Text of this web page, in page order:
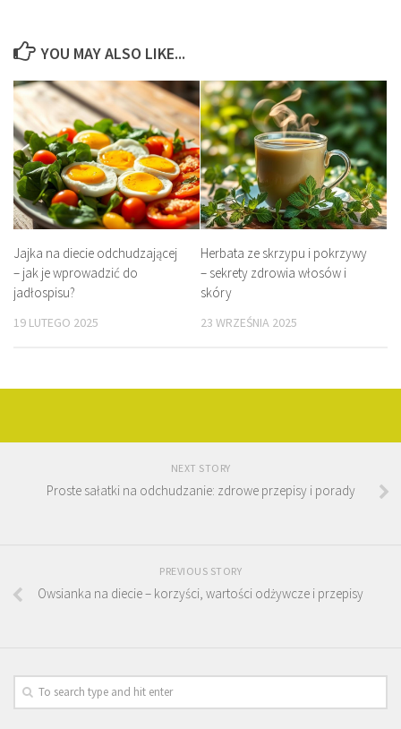
YOU MAY ALSO LIKE...
Jajka na diecie odchudzającej
– jak je wprowadzić do
jadłospisu?
19 LUTEGO 2025
Herbata ze skrzypu i pokrzywy
– sekrety zdrowia włosów i
skóry
23 WRZEŚNIA 2025
NEXT STORY
Proste sałatki na odchudzanie: zdrowe przepisy i porady
PREVIOUS STORY
Owsianka na diecie – korzyści, wartości odżywcze i przepisy